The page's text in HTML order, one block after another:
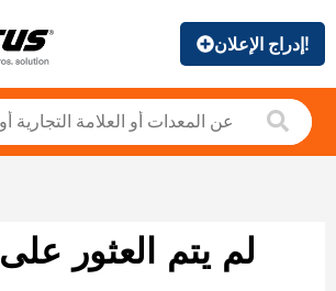
إدراج الإعلان!
لم يتم العثور